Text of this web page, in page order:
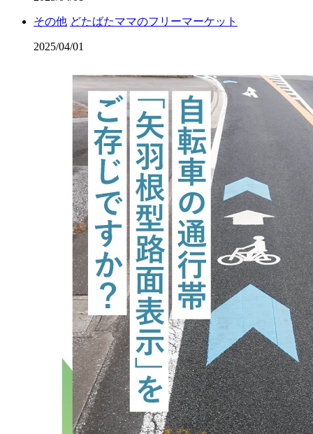
その他 どたばたママのフリーマーケット
2025/04/01